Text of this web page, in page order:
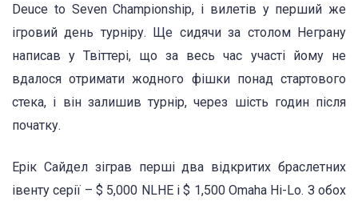
Deuce to Seven Championship, і вилетів у перший же
ігровий день турніру. Ще сидячи за столом Неграну
написав у Твіттері, що за весь час участі йому не
вдалося отримати жодного фішки понад стартового
стека, і він залишив турнір, через шість годин після
початку.
Ерік Сайдел зіграв перші два відкритих браслетних
івенту серії – $ 5,000 NLHE і $ 1,500 Omaha Hi-Lo. З обох